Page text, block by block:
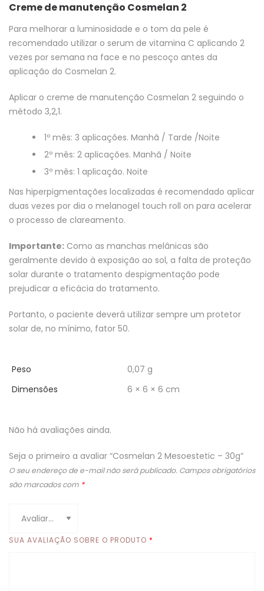
Creme de manutenção Cosmelan 2
Para melhorar a luminosidade e o tom da pele é
recomendado utilizar o serum de vitamina C aplicando 2
vezes por semana na face e no pescoço antes da
aplicação do Cosmelan 2.
Aplicar o creme de manutenção Cosmelan 2 seguindo o
método 3,2,1.
1º mês: 3 aplicações. Manhã / Tarde /Noite
2º mês: 2 aplicações. Manhã / Noite
3º mês: 1 aplicação. Noite
Nas hiperpigmentações localizadas é recomendado aplicar
duas vezes por dia o melanogel touch roll on para acelerar
o processo de clareamento.
Importante: Como as manchas melânicas são
geralmente devido à exposição ao sol, a falta de proteção
solar durante o tratamento despigmentação pode
prejudicar a eficácia do tratamento.
Portanto, o paciente deverá utilizar sempre um protetor
solar de, no mínimo, fator 50.
Peso
0,07 g
Dimensões
6 × 6 × 6 cm
Não há avaliações ainda.
Seja o primeiro a avaliar “Cosmelan 2 Mesoestetic – 30g”
O seu endereço de e-mail não será publicado. Campos obrigatórios
são marcados com *
SUA AVALIAÇÃO SOBRE O PRODUTO *